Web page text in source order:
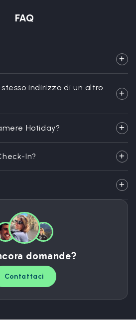
FAQ
indirizzo di un altro
Hotiday?
In?
domande?
Contattaci